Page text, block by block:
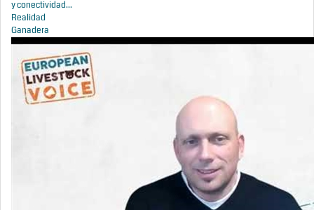
y conectividad...
Realidad
Ganadera